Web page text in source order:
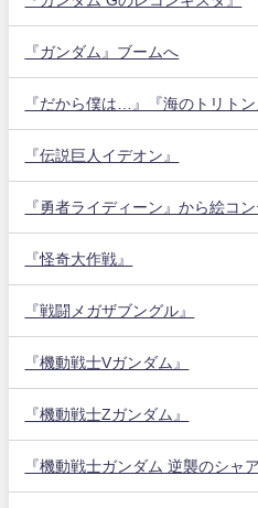
『ガンダム』ブームへ
『だから僕は…』『海のトリトン
『伝説巨人イデオン』
『勇者ライディーン』から絵コ
『怪奇大作戦』
『戦闘メガザブングル』
『機動戦士Vガンダム』
『機動戦士Zガンダム』
『機動戦士ガンダム 逆襲のシャア